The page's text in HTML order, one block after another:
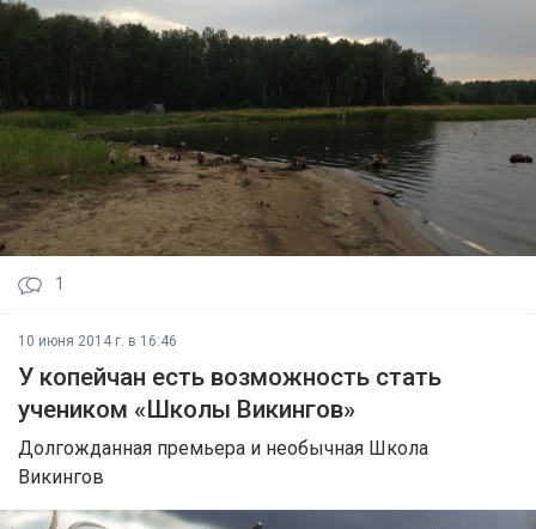
1
10 июня 2014 г. в 16:46
У копейчан есть возможность стать
учеником «Школы Викингов»
Долгожданная премьера и необычная Школа
Викингов